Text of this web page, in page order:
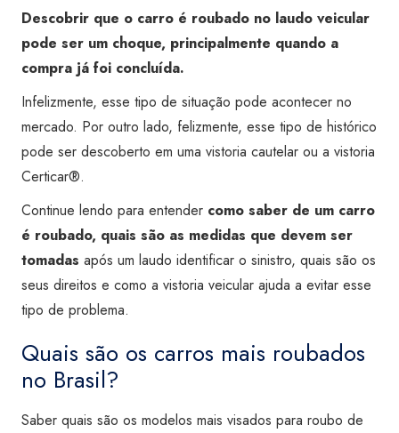
Descobrir que o carro é roubado no laudo veicular
pode ser um choque, principalmente quando a
compra já foi concluída.
Infelizmente, esse tipo de situação pode acontecer no
mercado. Por outro lado, felizmente, esse tipo de histórico
pode ser descoberto em uma vistoria cautelar ou a vistoria
Certicar®.
Continue lendo para entender como saber de um carro
é roubado, quais são as medidas que devem ser
tomadas após um laudo identificar o sinistro, quais são os
seus direitos e como a vistoria veicular ajuda a evitar esse
tipo de problema.
Quais são os carros mais roubados
no Brasil?
Saber quais são os modelos mais visados para roubo de